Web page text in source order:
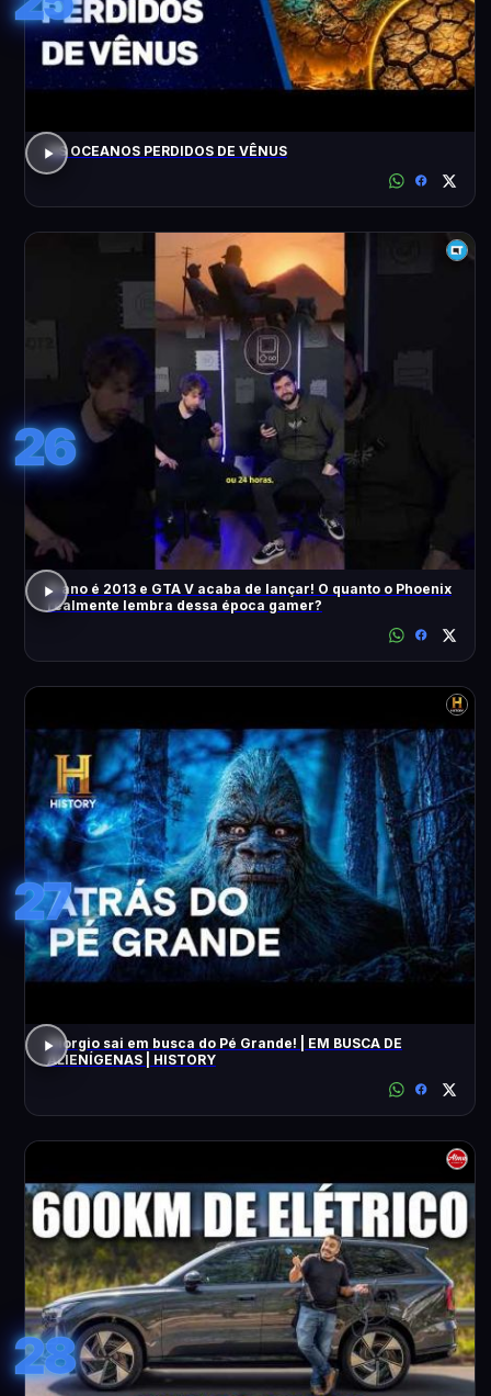
OS OCEANOS PERDIDOS DE VÊNUS
26
O ano é 2013 e GTA V acaba de lançar! O quanto o Phoenix
realmente lembra dessa época gamer?
27
Giorgio sai em busca do Pé Grande! | EM BUSCA DE
ALIENÍGENAS | HISTORY
28